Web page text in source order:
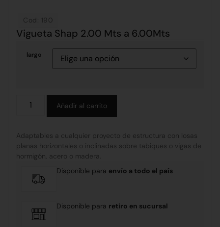
Cod: 190
Vigueta Shap 2.00 Mts a 6.00Mts
largo
Añadir al carrito
Adaptables a cualquier proyecto de estructura con losas
planas horizontales o inclinadas sobre tabiques o vigas de
hormigón, acero o madera.
Disponible para envío a todo el país
Disponible para retiro en sucursal